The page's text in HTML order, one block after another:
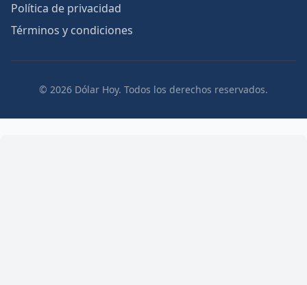
Política de privacidad
Términos y condiciones
© 2026 Dólar Hoy. Todos los derechos reservados.